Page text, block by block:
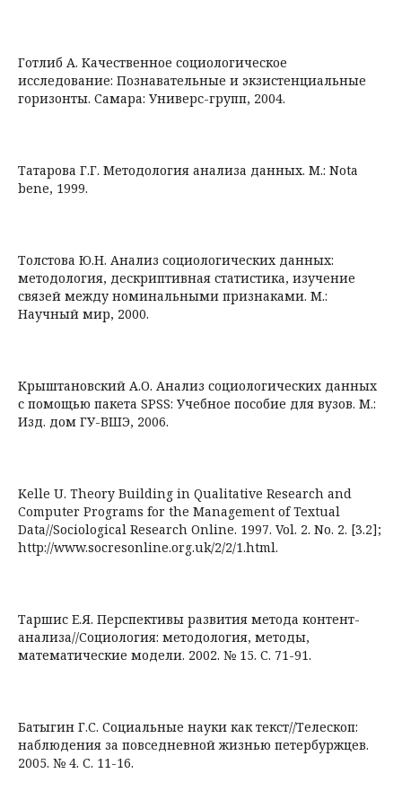
Готлиб А. Качественное социологическое
исследование: Познавательные и экзистенциальные
горизонты. Самара: Универс-групп, 2004.
Татарова Г.Г. Методология анализа данных. М.: Nota
bene, 1999.
Толстова Ю.Н. Анализ социологических данных:
методология, дескриптивная статистика, изучение
связей между номинальными признаками. М.:
Научный мир, 2000.
Крыштановский А.О. Анализ социологических данных
с помощью пакета SPSS: Учебное пособие для вузов. М.:
Изд. дом ГУ-ВШЭ, 2006.
Kelle U. Theory Building in Qualitative Research and
Computer Programs for the Management of Textual
Data//Sociological Research Online. 1997. Vol. 2. No. 2. [3.2];
http://www.socresonline.org.uk/2/2/1.html.
Таршис Е.Я. Перспективы развития метода контент-
анализа//Социология: методология, методы,
математические модели. 2002. № 15. С. 71-91.
Батыгин Г.С. Социальные науки как текст//Телескоп:
наблюдения за повседневной жизнью петербуржцев.
2005. № 4. С. 11-16.